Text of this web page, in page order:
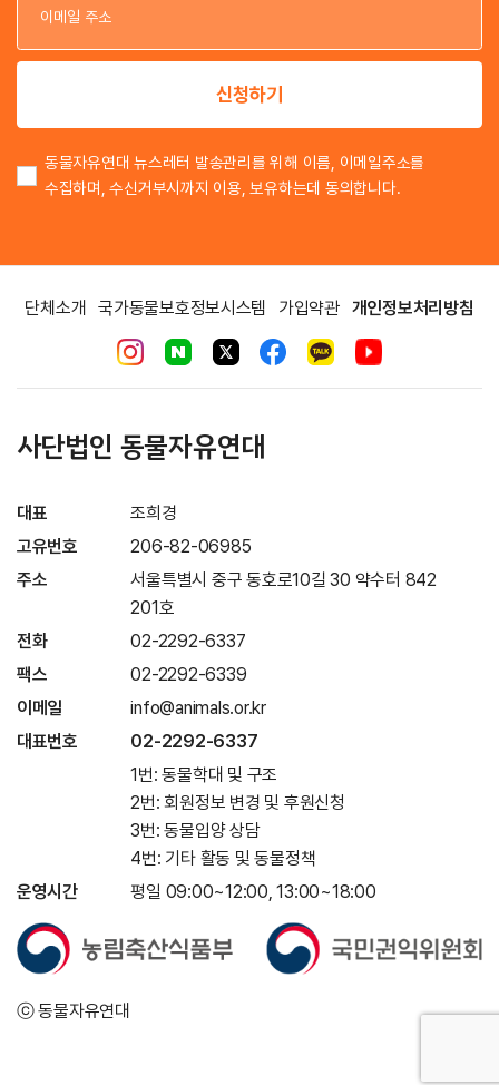
이
신청하기
동물자유연대 뉴스레터 발송관리를 위해 이름, 이메일주소를
수집하며, 수신거부시까지 이용, 보유하는데 동의합니다.
단체소개 국가동물보호정보시스템 가입약관 개인정보처리방침
사단법인 동물자유연대
대표
조희경
고유번호
206-82-06985
주소
서울특별시 중구 동호로10길 30 약수터 842
201호
전화
02-2292-6337
팩스
02-2292-6339
이메일
info@animals.or.kr
대표번호
02-2292-6337
1번: 동물학대 및 구조
2번: 회원정보 변경 및 후원신청
3번: 동물입양 상담
4번: 기타 활동 및 동물정책
운영시간
평일 09:00~12:00, 13:00~18:00
ⓒ 동물자유연대